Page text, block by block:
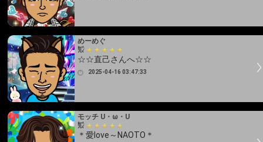
めーめぐ
☆☆直己さんへ☆☆
2025-04-16 03:47:33
モッチ U・ω・U
＊愛love～NAOTO＊